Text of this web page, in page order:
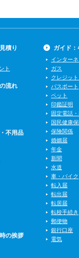
積り
ト
流れ
不用品
の挨拶
ガイド
インター
ガス
クレジッ
パスポート
ペット
印鑑証明
固定電話
国民健康
保険関係
婚姻届
年金
新聞
水道
車・バイク
転入届
転出届
転居届
転校手続き
郵便物
銀行口座
電気